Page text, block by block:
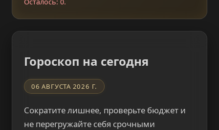
Гороскоп на сегодня
06 АВГУСТА 2026 Г.
Сократите лишнее, проверьте бюджет и
не перегружайте себя срочными